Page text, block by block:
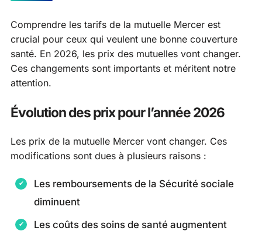
Comprendre les tarifs de la mutuelle Mercer est
crucial pour ceux qui veulent une bonne couverture
santé. En 2026, les prix des mutuelles vont changer.
Ces changements sont importants et méritent notre
attention.
Évolution des prix pour l’année 2026
Les prix de la mutuelle Mercer vont changer. Ces
modifications sont dues à plusieurs raisons :
Les remboursements de la Sécurité sociale
diminuent
Les coûts des soins de santé augmentent